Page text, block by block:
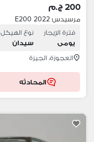
200 ج.م
مرسيدس E200 2022
فترة الإيجار
يومى
نوع الهيكل
سيدان
العجوزة، الجيزة
المحادثه